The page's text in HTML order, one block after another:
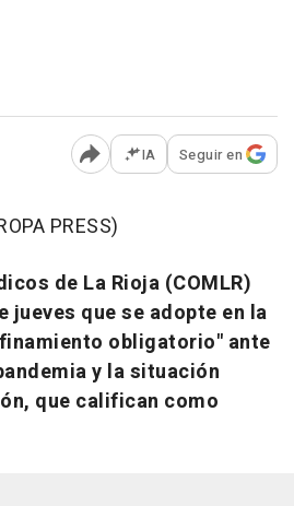
Abrir opciones para
IA Seguir en
PRESS)
de La Rioja (COMLR)
jueves que se adopte en la
obligatorio" ante
y la situación
que califican como